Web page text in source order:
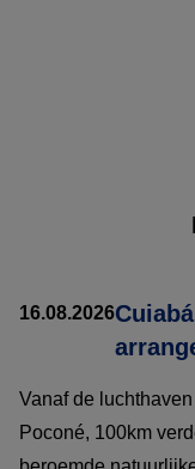
16.08.2026
Vanaf de
Poconé, 100km